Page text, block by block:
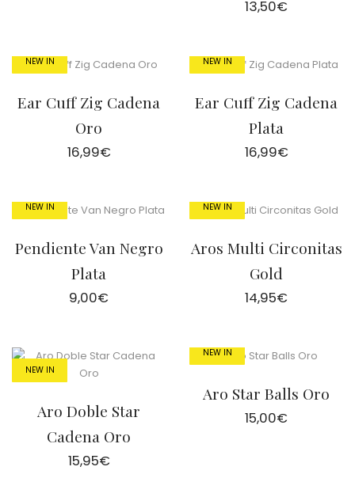
13,50€
NEW IN
Ear Cuff Zig Cadena
Oro
16,99€
NEW IN
Ear Cuff Zig Cadena
Plata
16,99€
NEW IN
Pendiente Van Negro
Plata
9,00€
NEW IN
Aros Multi Circonitas
Gold
14,95€
NEW IN
Aro Doble Star
Cadena Oro
15,95€
NEW IN
Aro Star Balls Oro
15,00€